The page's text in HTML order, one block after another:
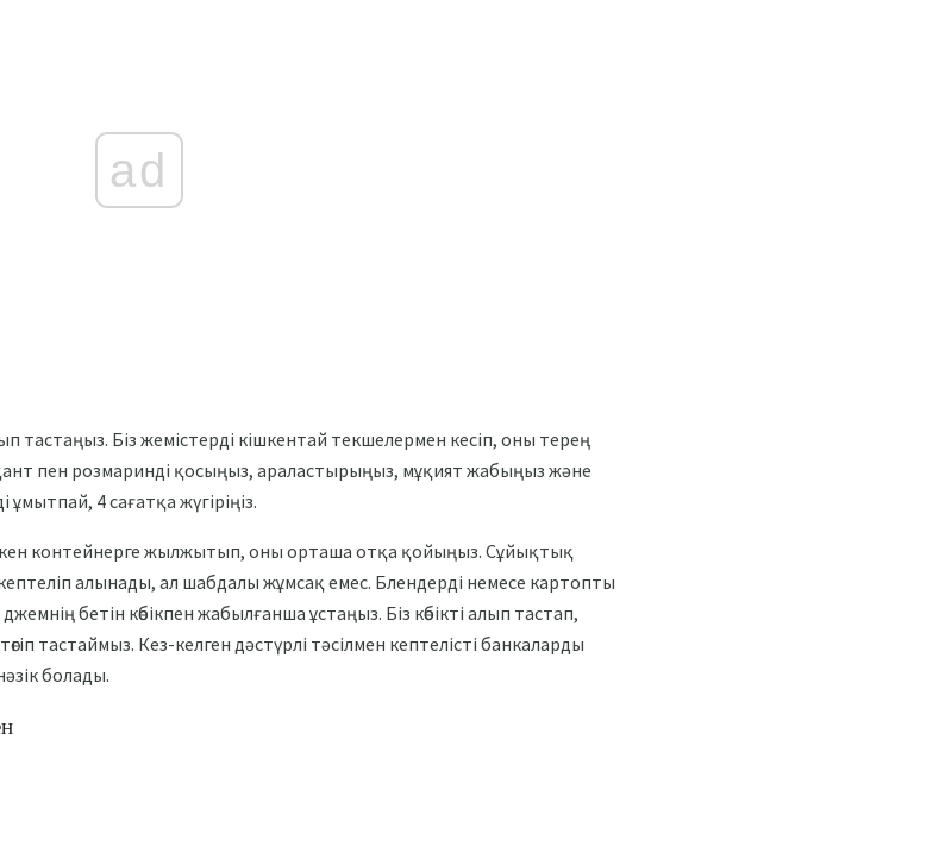
ad
Біз жемістерді кішкентай текшелермен кесіп, оны терең
пен розмаринді қосыңыз, араластырыңыз, мұқият жабыңыз және
4 сағатқа жүгіріңіз.
контейнерге жылжытып, оны орташа отқа қойыңыз. Сұйықтық
алынады, ал шабдалы жұмсақ емес. Блендерді немесе картопты
бетін көбікпен жабылғанша ұстаңыз. Біз көбікті алып тастап,
тастаймыз. Кез-келген дәстүрлі тәсілмен кептелісті банкаларды
болады.